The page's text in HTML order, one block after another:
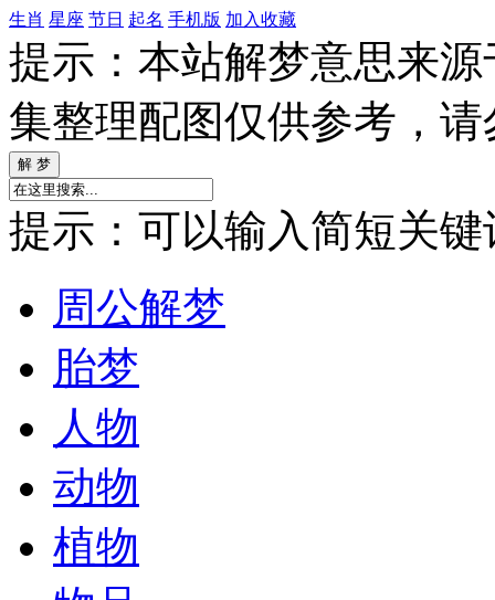
生肖 星座 节日 起名 手机版 加入收藏
提示：本站解梦意思来
集整理配图仅供参考，
提示：可以输入简短关键
周公解梦
胎梦
人物
动物
植物